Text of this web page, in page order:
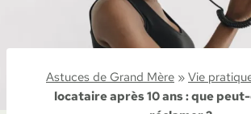
Astuces de Grand Mère »Vie
locataire après 10 ans : que